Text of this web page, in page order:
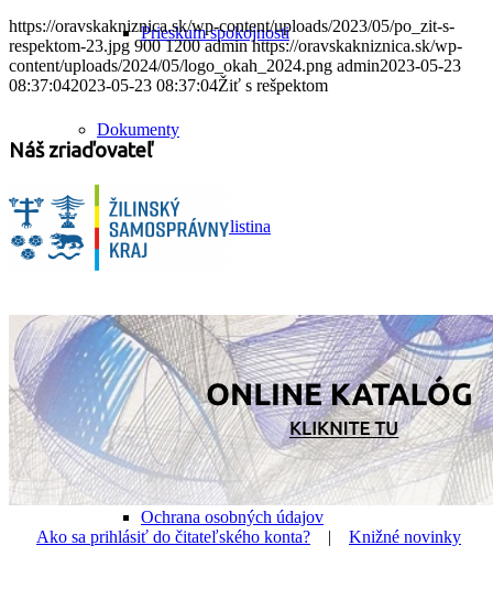
Prieskum spokojnosti
Dokumenty
Zriaďovacia listina
Výpožičný poriadok
Etický kódex
Ochrana osobných údajov
https://oravskakniznica.sk/wp-content/uploads/2023/05/po_zit-s-
respektom-23.jpg 900 1200 admin https://oravskakniznica.sk/wp-
content/uploads/2024/05/logo_okah_2024.png admin2023-05-23
08:37:042023-05-23 08:37:04Žiť s rešpektom
Náš zriaďovateľ
Ako sa prihlásiť do čitateľského konta? | Knižné novinky